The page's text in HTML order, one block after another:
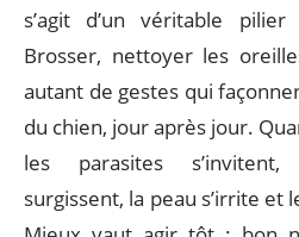
s’agit d’un véritable
Brosser, nettoyer les
autant de gestes qui
du chien, jour après jour.
les parasites s’invitent,
surgissent, la peau s’irrite et